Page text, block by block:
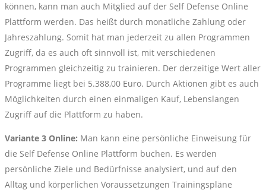
können, kann man auch Mitglied auf der Self Defense Online
Plattform werden. Das heißt durch monatliche Zahlung oder
Jahreszahlung. Somit hat man jederzeit zu allen Programmen
Zugriff, da es auch oft sinnvoll ist, mit verschiedenen
Programmen gleichzeitig zu trainieren. Der derzeitige Wert aller
Programme liegt bei 5.388,00 Euro. Durch Aktionen gibt es auch
Möglichkeiten durch einen einmaligen Kauf, Lebenslangen
Zugriff auf die Plattform zu haben.
Variante 3 Online: Man kann eine persönliche Einweisung für
die Self Defense Online Plattform buchen. Es werden
persönliche Ziele und Bedürfnisse analysiert, und auf den
Alltag und körperlichen Voraussetzungen Trainingspläne